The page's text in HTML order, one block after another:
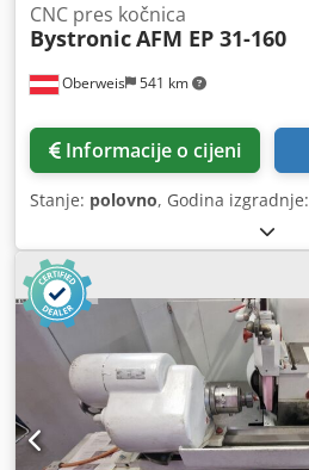
Oberweis 541 km
CNC pres kočnica
BystronicAFM EP 31-160
Informacije o cijeni
Stanje: polovno, Godina izgradnje: